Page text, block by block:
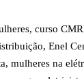
, curso
, Enel
, mulheres na